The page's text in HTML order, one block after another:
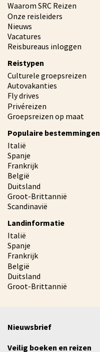
Waarom SRC Reizen
Onze reisleiders
Nieuws
Vacatures
Reisbureaus inloggen
Reistypen
Culturele groepsreizen
Autovakanties
Fly drives
Privéreizen
Groepsreizen op maat
Populaire bestemmingen
Italië
Spanje
Frankrijk
België
Duitsland
Groot-Brittannië
Scandinavië
Landinformatie
Italië
Spanje
Frankrijk
België
Duitsland
Groot-Brittannië
Nieuwsbrief
Veilig boeken en reizen